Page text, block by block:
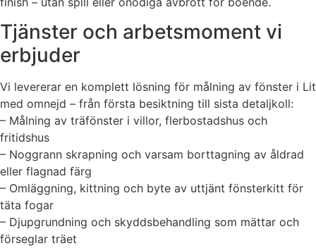
Tjänster och arbetsmoment vi
erbjuder
Vi levererar en komplett lösning för målning av fönster i Lit
med omnejd – från första besiktning till sista detaljkoll:
– Målning av träfönster i villor, flerbostadshus och
fritidshus
– Noggrann skrapning och varsam borttagning av åldrad
eller flagnad färg
– Omläggning, kittning och byte av uttjänt fönsterkitt för
täta fogar
– Djupgrundning och skyddsbehandling som mättar och
förseglar träet